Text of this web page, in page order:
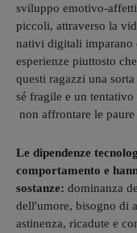
sviluppo emotivo-
piccoli, attraverso la
nativi digitali imparano
esperienze piuttosto
questi ragazzi una
sé fragile e un
non affrontare le
Le dipendenze
comportamento e
sostanze: dominanza
dell'umore, bisogno di
astinenza, ricadute e